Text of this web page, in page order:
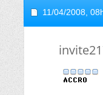
11/04/2008,